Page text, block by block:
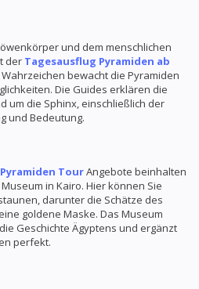
und dem menschlichen
der Tagesausflug Pyramiden ab
bewacht die Pyramiden
Die Guides erklären die
um die Sphinx, einschließlich der
und Bedeutung.
TourAngebote beinhalten
in Kairo. Hier können Sie
darunter die Schätze des
goldene Maske. Das Museum
Geschichte Ägyptens und ergänzt
perfekt.